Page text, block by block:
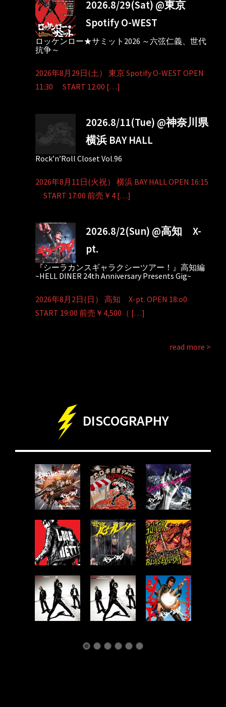
2026.8/29(Sat) @東京
Spotify O-WEST
ロッケンロー★サミット2026 ～六弦仁義、世代
抗争～
2026年8月29日(土） 東京 Spotify O-WEST OPEN
11:30 START 12:00 […]
2026.8/11(Tue) @神奈川県
横浜 BAY HALL
Rock’n’Roll Closet Vol.96
2026年8月11日(火祝） 横浜 BAY HALL OPEN 16:15
START 17:00 前売￥4 […]
2026.8/2(Sun) @高知 X-
pt.
『シーラカンスギャラクシーツアー！』高知編
~HELL DINER 24th Anniversary Presents Gig~
2026年8月2日(日） 高知 X-pt. OPEN 18:o0
START 19:00 前売￥4,500（ […]
read more >
DISCOGRAPHY